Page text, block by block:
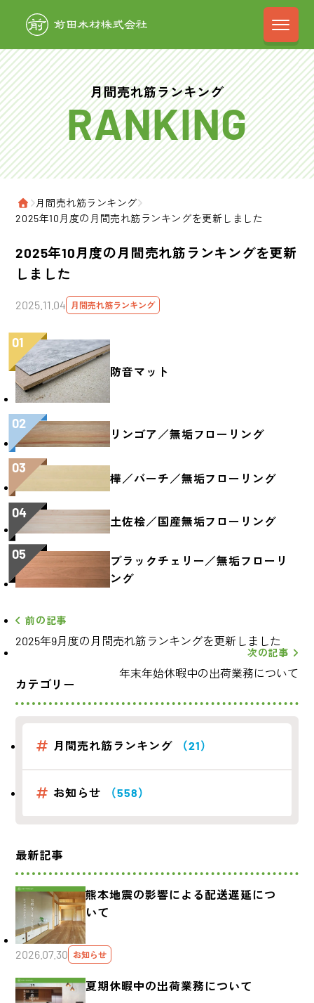
前田木材株式
月間売れ筋ランキング
ホーム
› 月間売れ筋ランキング›
2025年10月度の月間売れ筋ランキングを更新しました
2025年10月度の月間売れ筋ランキングを更新
しました
2025.11.04 月間売れ筋ランキング
01
防音マット
02
リンゴア／無垢フローリング
03
樺／バーチ／無垢フローリング
04
土佐桧／国産無垢フローリング
05
ブラックチェリー／無垢フローリ
ング
前の記事
2025年9月度の月間売れ筋ランキングを更新しました
次の記事
年末年始休暇中の出荷業務について
カテゴリー
月間売れ筋ランキング （21）
お知らせ （558）
最新記事
熊本地震の影響による配送遅延につ
いて
2026.07.30 お知らせ
夏期休暇中の出荷業務について